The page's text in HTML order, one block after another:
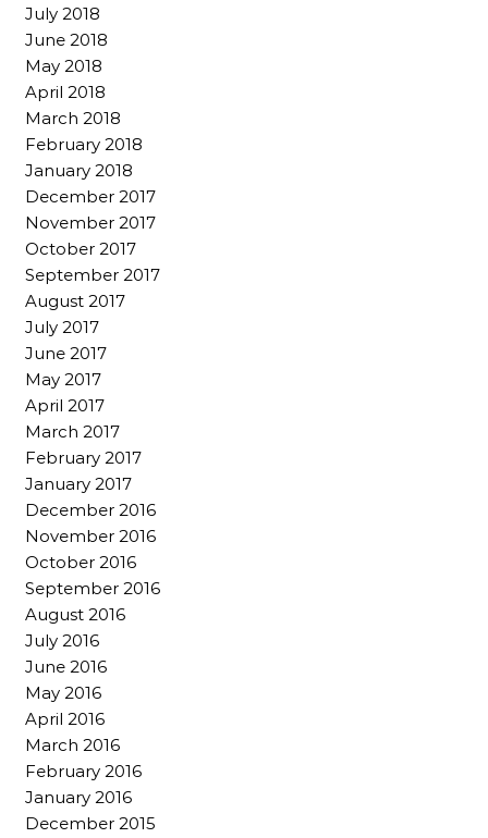
July 2018
June 2018
May 2018
April 2018
March 2018
February 2018
January 2018
December 2017
November 2017
October 2017
September 2017
August 2017
July 2017
June 2017
May 2017
April 2017
March 2017
February 2017
January 2017
December 2016
November 2016
October 2016
September 2016
August 2016
July 2016
June 2016
May 2016
April 2016
March 2016
February 2016
January 2016
December 2015